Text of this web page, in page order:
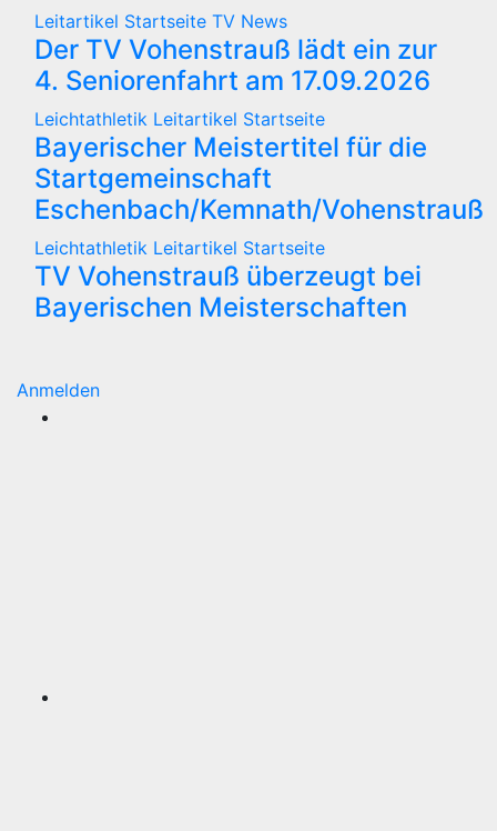
Leitartikel Startseite TV News
Der TV Vohenstrauß lädt ein zur
4. Seniorenfahrt am 17.09.2026
Leichtathletik Leitartikel Startseite
Bayerischer Meistertitel für die
Startgemeinschaft
Eschenbach/Kemnath/Vohenstrauß
Leichtathletik Leitartikel Startseite
TV Vohenstrauß überzeugt bei
Bayerischen Meisterschaften
Anmelden